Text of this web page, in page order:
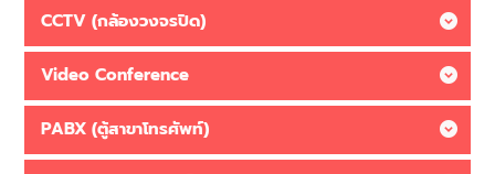
CCTV (กล้องวงจรปิด)
Video Conference
PABX (ตู้สาขาโทรศัพท์)